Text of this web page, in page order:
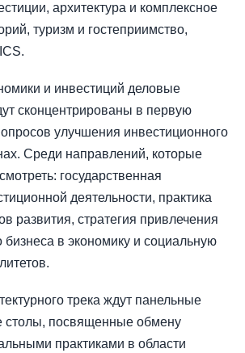
архитектура и комплексное
туризм и гостеприимство,
и инвестиций деловые
сконцентрированы в первую
улучшения инвестиционного
Среди направлений, которые
государственная
деятельности, практика
развития, стратегия привлечения
бизнеса в экономику и социальную
трека ждут панельные
столы, посвященные обмену
практиками в области